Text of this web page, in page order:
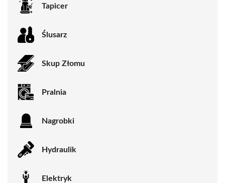
Tapicer
Ślusarz
Skup Złomu
Pralnia
Nagrobki
Hydraulik
Elektryk